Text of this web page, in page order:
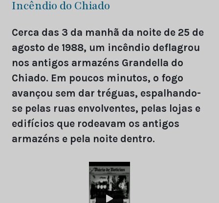
Incêndio do Chiado
Cerca das 3 da manhã da noite de 25 de
agosto de 1988, um incêndio deflagrou
nos antigos armazéns Grandella do
Chiado. Em poucos minutos, o fogo
avançou sem dar tréguas, espalhando-
se pelas ruas envolventes, pelas lojas e
edifícios que rodeavam os antigos
armazéns e pela noite dentro.